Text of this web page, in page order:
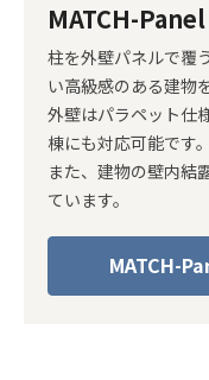
MATCH-Panel
柱を外壁パネルで覆
い高級感のある建物
外壁はパラペット仕
棟にも対応可能です。
また、建物の壁内結
ています。
MATCH-